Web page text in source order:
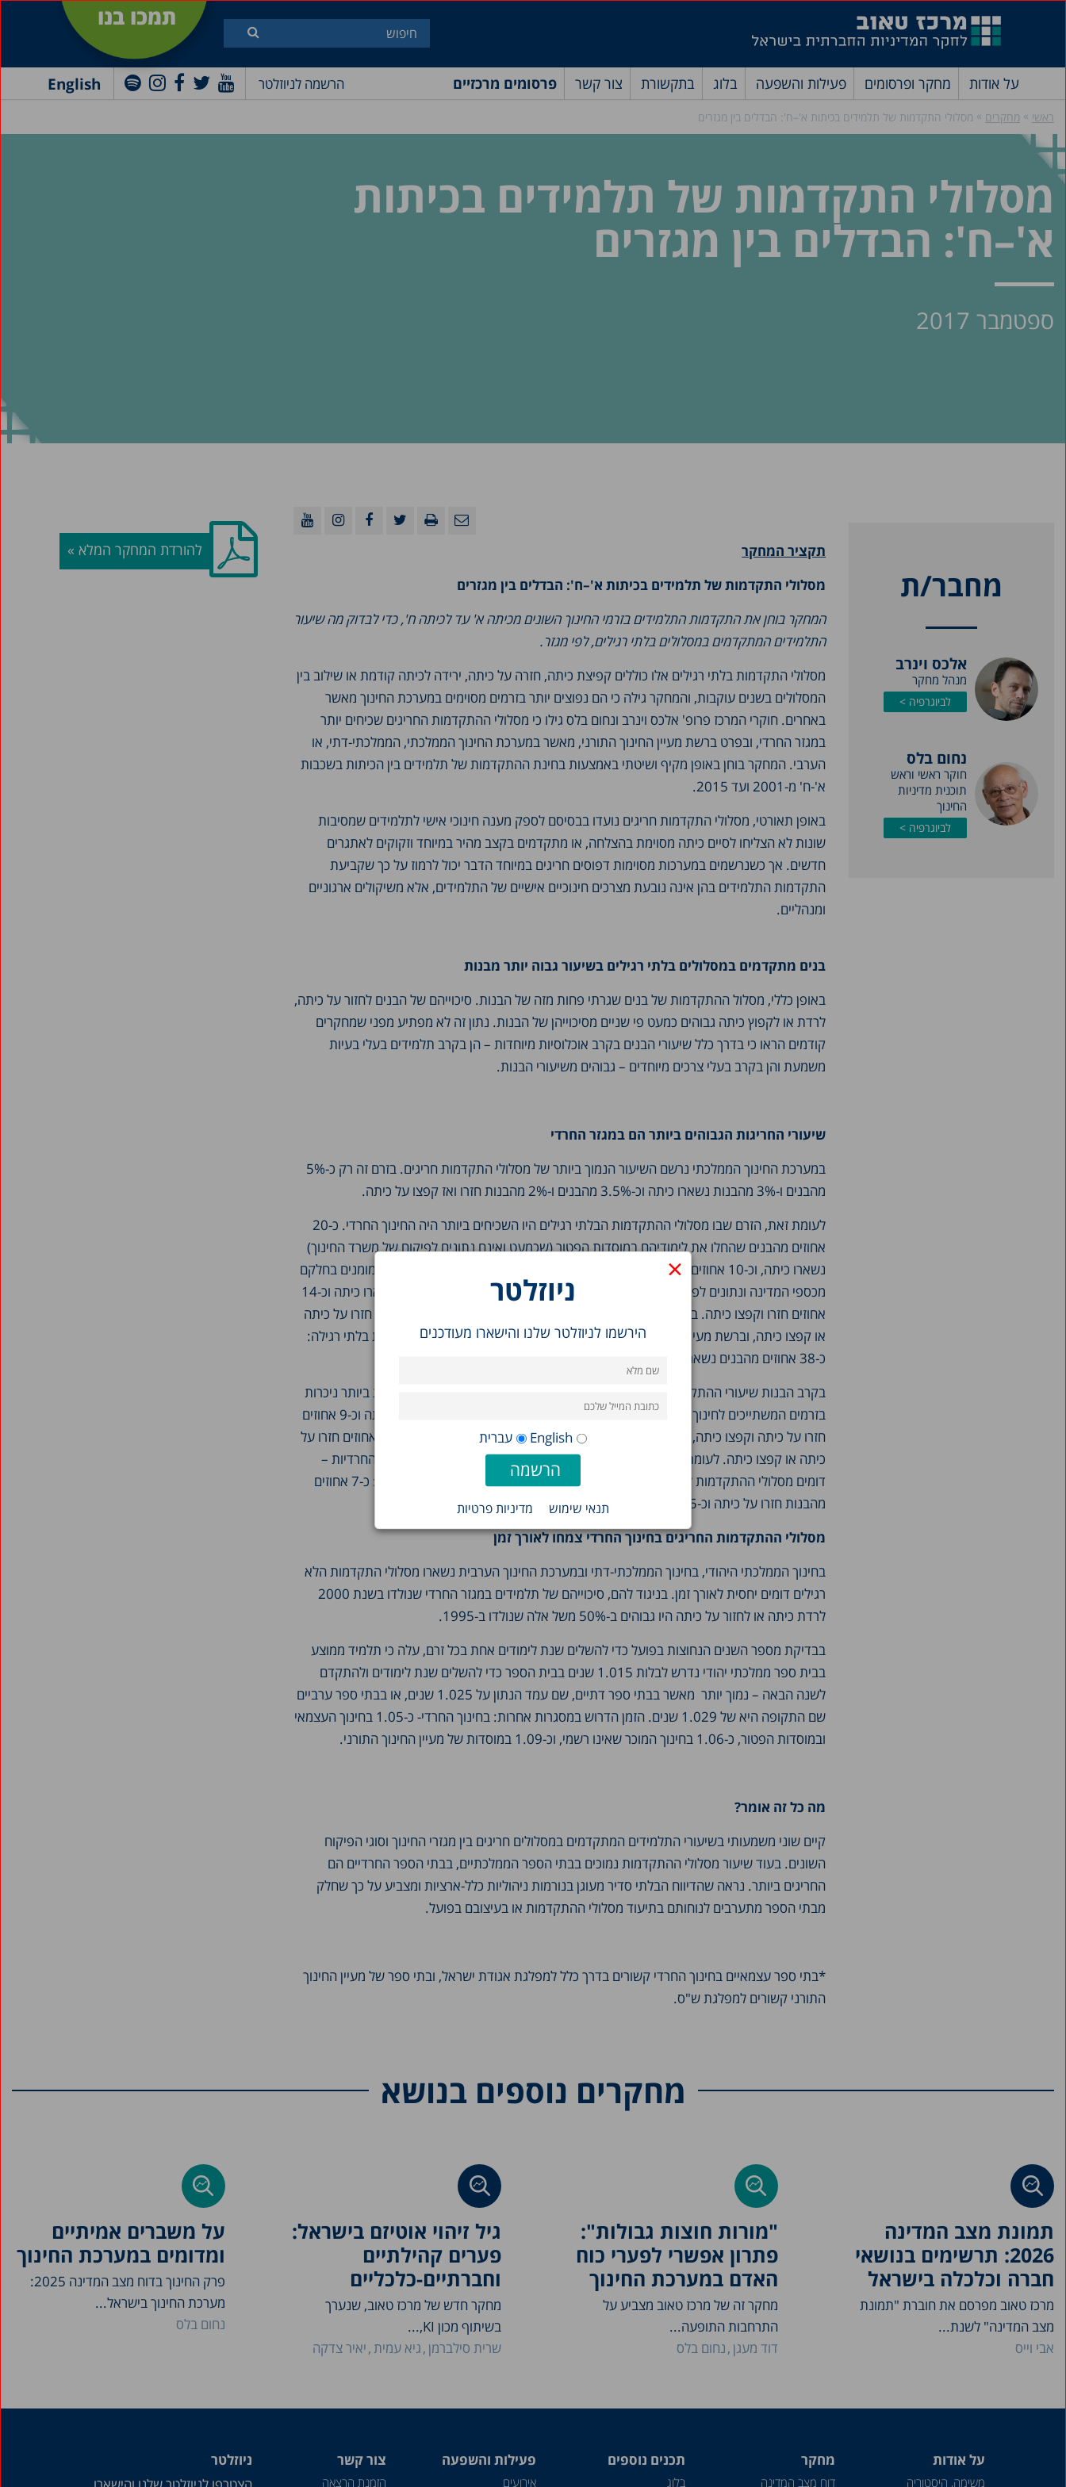
תמכו בנו
על אודות מחקר ופרסומים פעילות והשפעה בלוג בתקשורת צור קשר פרסומים מרכזיים הרשמה לניוזלטר English
×
ניוזלטר
הירשמו לניוזלטר שלנו והישארו מעודכנים
English עברית
תנאי שימוש מדיניות פרטיות
ראשי » מחקרים » מסלולי התקדמות של תלמידים בכיתות א'–ח': הבדלים בין מגזרים
מסלולי התקדמות של תלמידים בכיתות
א'–ח': הבדלים בין מגזרים
ספטמבר 2017
להורדת המחקר המלא »
מחבר/ת
אלכס וינרב
מנהל מחקר
לביוגרפיה >
נחום בלס
חוקר ראשי וראש
תוכנית מדיניות
החינוך
לביוגרפיה >
תקציר המחקר
מסלולי התקדמות של תלמידים בכיתות א'–ח': הבדלים בין מגזרים
המחקר בוחן את התקדמות התלמידים בזרמי החינוך השונים מכיתה א' עד לכיתה ח', כדי לבדוק מה שיעור
התלמידים המתקדמים במסלולים בלתי רגילים, לפי מגזר.
מסלולי התקדמות בלתי רגילים אלו כוללים קפיצת כיתה, חזרה על כיתה, ירידה לכיתה קודמת או שילוב בין
המסלולים בשנים עוקבות, והמחקר גילה כי הם נפוצים יותר בזרמים מסוימים במערכת החינוך מאשר
באחרים. חוקרי המרכז פרופ' אלכס וינרב ונחום בלס גילו כי מסלולי ההתקדמות החריגים שכיחים יותר
במגזר החרדי, ובפרט ברשת מעיין החינוך התורני, מאשר במערכת החינוך הממלכתי, הממלכתי-דתי, או
הערבי. המחקר בוחן באופן מקיף ושיטתי באמצעות בחינת ההתקדמות של תלמידים בין הכיתות בשכבות
א'-ח' מ-2001 ועד 2015.
באופן תאורטי, מסלולי התקדמות חריגים נועדו בבסיסם לספק מענה חינוכי אישי לתלמידים שמסיבות
שונות לא הצליחו לסיים כיתה מסוימת בהצלחה, או מתקדמים בקצב מהיר במיוחד וזקוקים לאתגרים
חדשים. אך כשנרשמים במערכות מסוימות דפוסים חריגים במיוחד הדבר יכול לרמוז על כך שקביעת
התקדמות התלמידים בהן אינה נובעת מצרכים חינוכיים אישיים של התלמידים, אלא משיקולים ארגוניים
ומנהליים.
בנים מתקדמים במסלולים בלתי רגילים בשיעור גבוה יותר מבנות
באופן כללי, מסלול ההתקדמות של בנים שגרתי פחות מזה של הבנות. סיכוייהם של הבנים לחזור על כיתה,
לרדת או לקפוץ כיתה גבוהים כמעט פי שניים מסיכוייהן של הבנות. נתון זה לא מפתיע מפני שמחקרים
קודמים הראו כי בדרך כלל שיעורי הבנים בקרב אוכלוסיות מיוחדות – הן בקרב תלמידים בעלי בעיות
משמעת והן בקרב בעלי צרכים מיוחדים – גבוהים משיעורי הבנות.
שיעורי החריגות הגבוהים ביותר הם במגזר החרדי
במערכת החינוך הממלכתי נרשם השיעור הנמוך ביותר של מסלולי התקדמות חריגים. בזרם זה רק כ-5%
מהבנים ו-3% מהבנות נשארו כיתה וכ-3.5% מהבנים ו-2% מהבנות חזרו ואז קפצו על כיתה.
לעומת זאת, הזרם שבו מסלולי ההתקדמות הבלתי רגילים היו השכיחים ביותר היה החינוך החרדי. כ-20
אחוזים מהבנים שהחלו את לימודיהם במוסדות הפטור (שכמעט ואינם נתונים לפיקוח של משרד החינוך)
נשארו כיתה, וכ-10 אחוזים חזרו על כיתה וקפצו כיתה. בחינוך החרדי המוכר (בתי ספר הממומנים בחלקם
מכספי המדינה ונתונים לפיקוחה החלקי, אך לא שייכים לה) כ-23 אחוזים מהתלמידים נשארו כיתה וכ-14
אחוזים חזרו וקפצו כיתה. בחינוך העצמאי כ-26 אחוזים מהבנים נשארו כיתה וכ-18 אחוזים חזרו על כיתה
או קפצו כיתה, וברשת מעיין החינוך התורני נמצאו השיעורים הגבוהים ביותר של התקדמות בלתי רגילה:
כ-38 אחוזים מהבנים נשארו כיתה, וכ-25 אחוזים חזרו על כיתה או קפצו כיתה.*
בקרב הבנות שיעורי ההתקדמות הבלתי רגילה נמוכים יותר, אולם גם אצלן החריגות הרבות ביותר ניכרות
בזרמים המשתייכים לחינוך החרדי. בחינוך החרדי המוכר כ-13 אחוזים מהבנות חזרו על כיתה וכ-9 אחוזים
חזרו על כיתה וקפצו כיתה, וברשת מעיין החינוך התורני כ-21 אחוזים חזרו על כיתה וכ-15 אחוזים חזרו על
כיתה או קפצו כיתה. לעומת זאת, ברשת החינוך העצמאי – שבה מתחנכות מרבית הבנות החרדיות –
דומים מסלולי ההתקדמות לאלו של הבנות בזרמים הממלכתי-דתי, הערבי, הדרוזי והבדואי: כ-7 אחוזים
מהבנות חזרו על כיתה וכ-5 אחוזים חזרו וקפצו כיתה.
מסלולי ההתקדמות החריגים בחינוך החרדי צמחו לאורך זמן
בחינוך הממלכתי היהודי, בחינוך הממלכתי-דתי ובמערכת החינוך הערבית נשארו מסלולי התקדמות הלא
רגילים דומים יחסית לאורך זמן. בניגוד להם, סיכוייהם של תלמידים במגזר החרדי שנולדו בשנת 2000
לרדת כיתה או לחזור על כיתה היו גבוהים ב-50% משל אלה שנולדו ב-1995.
בבדיקת מספר השנים הנחוצות בפועל כדי להשלים שנת לימודים אחת בכל זרם, עלה כי תלמיד ממוצע
בבית ספר ממלכתי יהודי נדרש לבלות 1.015 שנים בבית הספר כדי להשלים שנת לימודים ולהתקדם
לשנה הבאה – נמוך יותר מאשר בבתי ספר דתיים, שם עמד הנתון על 1.025 שנים, או בבתי ספר ערביים
שם התקופה היא של 1.029 שנים. הזמן הדרוש במסגרות אחרות: בחינוך החרדי- כ-1.05 בחינוך העצמאי
ובמוסדות הפטור, כ-1.06 בחינוך המוכר שאינו רשמי, וכ-1.09 במוסדות של מעיין החינוך התורני.
מה כל זה אומר?
קיים שוני משמעותי בשיעורי התלמידים המתקדמים במסלולים חריגים בין מגזרי החינוך וסוגי הפיקוח
השונים. בעוד שיעור מסלולי ההתקדמות נמוכים בבתי הספר הממלכתיים, בבתי הספר החרדיים הם
החריגים ביותר. נראה שהדיווח הבלתי סדיר מעוגן בנורמות ניהוליות כלל-ארציות ומצביע על כך שחלק
מבתי הספר מתערבים לנוחותם בתיעוד מסלולי ההתקדמות או בעיצובם בפועל.
*בתי ספר עצמאיים בחינוך החרדי קשורים בדרך כלל למפלגת אגודת ישראל, ובתי ספר של מעיין החינוך
התורני קשורים למפלגת ש"ס.
מחקרים נוספים בנושא
תמונת מצב המדינה
2026: תרשימים בנושאי
חברה וכלכלה בישראל
מרכז טאוב מפרסם את חוברת "תמונת
מצב המדינה" לשנת...
אבי וייס
"מורות חוצות גבולות":
פתרון אפשרי לפערי כוח
האדם במערכת החינוך
מחקר זה של מרכז טאוב מצביע על
התרחבות התופעה...
דוד מעגן נחום בלס
גיל זיהוי אוטיזם בישראל:
פערים קהילתיים
וחברתיים-כלכליים
מחקר חדש של מרכז טאוב, שנערך
בשיתוף מכון KI,...
שרית סילברמן גיא עמית יאיר צדקה
על משברים אמיתיים
ומדומים במערכת החינוך
פרק החינוך בדוח מצב המדינה 2025:
מערכת החינוך בישראל...
נחום בלס
על אודות
משימה, היסטוריה
מחקר
דוח מצב המדינה
תכנים נוספים
בלוג
פעילות והשפעה
אירועים
צור קשר
הזמנת הרצאה
ניוזלטר